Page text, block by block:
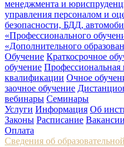
менеджмента и
управления персоналом и
безопасности, БДД,
«Профессионального
«Дополнительного
Обучение Краткосрочное
обучение Профессиональная
квалификации Очное
заочное обучение
вебинары Семинары
Услуги Информация Об
Законы Расписание Вакансии
Оплата
Сведения об